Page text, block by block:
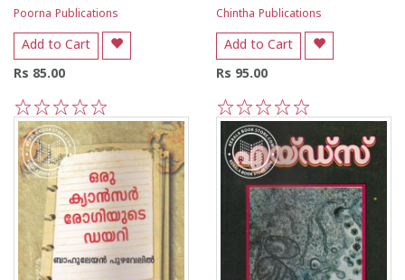
Poorna Publications
Add to Cart
Rs 85.00
5
4
3
2
1
Chintha Publications
Add to Cart
Rs 95.00
5
4
3
2
1